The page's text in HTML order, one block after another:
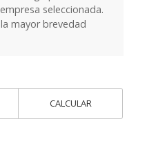
seleccionada.
mayor brevedad
CALCULAR